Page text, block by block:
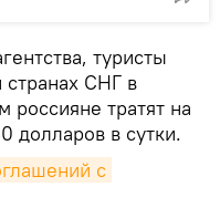
туристы
странах СНГ в
россияне тратят на
долларов в сутки.
с